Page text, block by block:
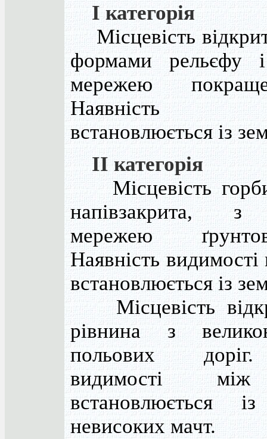
I категорія
Місцевість
формами рельєфу
мережею
Наявність
встановлюється із
II категорія
Місцевість
напівзакрита, з
мережею
Наявність
встановлюється із
Місцевість
рівнина з
польових
видимості
встановлюється
невисоких мачт.